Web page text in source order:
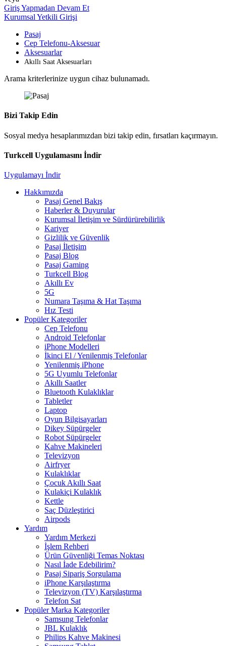
Giriş Yapmadan Devam Et
Kurumsal Yetkili Girişi
Pasaj
Cep Telefonu-Aksesuar
Aksesuarlar
Akıllı Saat Aksesuarları
Arama kriterlerinize uygun cihaz bulunamadı.
Bizi Takip Edin
Sosyal medya hesaplarımızdan bizi takip edin, fırsatları kaçırmayın.
Turkcell Uygulamasını İndir
Uygulamayı İndir
Hakkımızda
Pasaj Genel Bakış
Haberler & Duyurular
Kurumsal İletişim ve Sürdürürebilirlik
Kariyer
Gizlilik ve Güvenlik
Pasaj İletişim
Pasaj Blog
Pasaj Gaming
Turkcell Blog
Akıllı Ev
5G
Numara Taşıma & Hat Taşıma
Hız Testi
Popüler Kategoriler
Cep Telefonu
Android Telefonlar
iPhone Modelleri
İkinci El / Yenilenmiş Telefonlar
Yenilenmiş iPhone
5G Uyumlu Telefonlar
Akıllı Saatler
Bluetooth Kulaklıklar
Tabletler
Laptop
Oyun Bilgisayarları
Dikey Süpürgeler
Robot Süpürgeler
Kahve Makineleri
Televizyon
Airfryer
Kulaklıklar
Çocuk Akıllı Saat
Kulakiçi Kulaklık
Kettle
Saç Düzleştirici
Airpods
Yardım
Yardım Merkezi
İşlem Rehberi
Ürün Güvenliği Temas Noktası
Nasıl İade Edebilirim?
Pasaj Sipariş Sorgulama
iPhone Karşılaştırma
Televizyon (TV) Karşılaştırma
Telefon Sat
Popüler Marka Kategoriler
Samsung Telefonlar
JBL Kulaklık
Philips Kahve Makinesi